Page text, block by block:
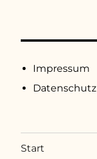
Impressum
Datenschutz
Start